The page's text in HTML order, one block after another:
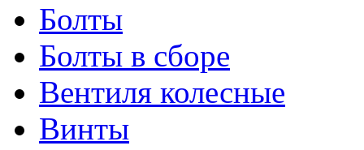
Болты
Болты в сборе
Вентиля колесные
Винты